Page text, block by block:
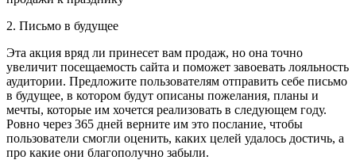
2. Письмо в будущее
Эта акция вряд ли принесет вам продаж, но она точно
увеличит посещаемость сайта и поможет завоевать лояльность
аудитории. Предложите пользователям отправить себе письмо
в будущее, в котором будут описаны пожелания, планы и
мечты, которые им хочется реализовать в следующем году.
Ровно через 365 дней верните им это послание, чтобы
пользователи смогли оценить, каких целей удалось достичь, а
про какие они благополучно забыли.